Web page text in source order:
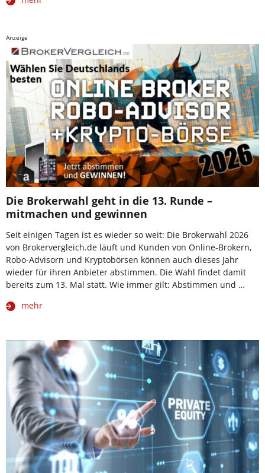
Anzeige
Die Brokerwahl geht in die 13. Runde –
mitmachen und gewinnen
Seit einigen Tagen ist es wieder so weit: Die Brokerwahl 2026
von Brokervergleich.de läuft und Kunden von Online-Brokern,
Robo-Advisorn und Kryptobörsen können auch dieses Jahr
wieder für ihren Anbieter abstimmen. Die Wahl findet damit
bereits zum 13. Mal statt. Wie immer gilt: Abstimmen und …
mehr